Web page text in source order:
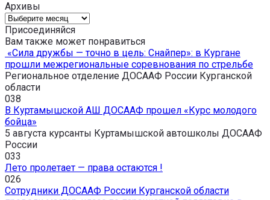
Архивы
Архивы
Присоединяйся
Вам также может понравиться
«Сила дружбы — точно в цель: Снайпер»: в Кургане
прошли межрегиональные соревнования по стрельбе
Региональное отделение ДОСААФ России Курганской
области
038
В Куртамышской АШ ДОСААФ прошел «Курс молодого
бойца»
5 августа курсанты Куртамышской автошколы ДОСААФ
России
033
Лето пролетает — права остаются !
026
Сотрудники ДОСААФ России Курганской области